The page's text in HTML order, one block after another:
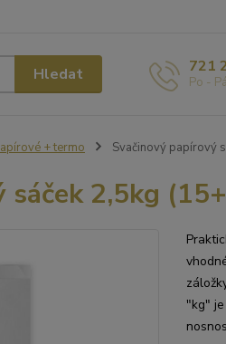
Hledat 721
Po -
+ termo Svačinový papírový
sáček 2,5kg
"kg"